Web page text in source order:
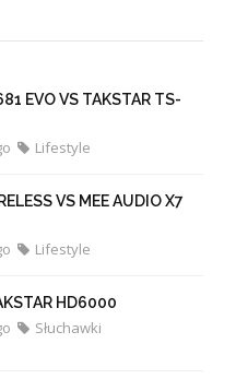
EVO VS TAKSTAR TS-
Lifestyle
VS MEE AUDIO X7
Lifestyle
HD6000
Słuchawki